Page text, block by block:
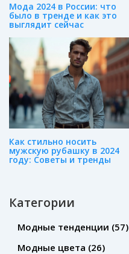
Мода 2024 в России: что
было в тренде и как это
выглядит сейчас
Как стильно носить
мужскую рубашку в 2024
году: Советы и тренды
Категории
Модные тенденции (57)
Модные цвета (26)